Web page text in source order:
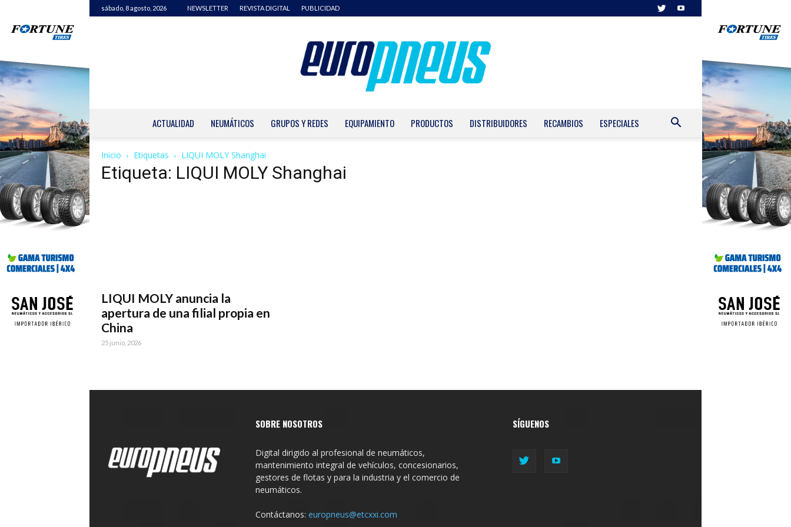
sábado, 8 agosto, 2026 NEWSLETTER REVISTA DIGITAL PUBLICIDAD
ACTUALIDAD NEUMÁTICOS GRUPOS Y REDES EQUIPAMIENTO PRODUCTOS DISTRIBUIDORES RECAMBIOS ESPECIALES
Inicio Etiquetas LIQUI MOLY Shanghai
Etiqueta: LIQUI MOLY Shanghai
LIQUI MOLY anuncia la
apertura de una filial propia en
China
25 junio, 2026
SOBRE NOSOTROS
Digital dirigido al profesional de neumáticos,
mantenimiento integral de vehículos, concesionarios,
gestores de flotas y para la industria y el comercio de
neumáticos.
Contáctanos: europneus@etcxxi.com
SÍGUENOS